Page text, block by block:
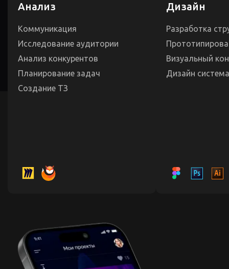
Анализ
Коммуникация
Исследование аудитории
Анализ конкурентов
Планирование задач
Создание ТЗ
Дизайн
Разработка
Визуальный
Дизайн система